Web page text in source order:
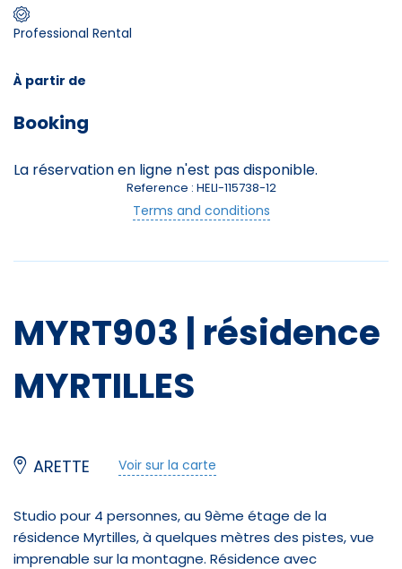
Etudiants - +
?
MYRT903 | résidence
MYRTILLES
ARETTE Voir sur la carte
Studio pour 4 personnes, au 9ème étage de la
résidence Myrtilles, à quelques mètres des pistes, vue
imprenable sur la montagne. Résidence avec
Professional Rental
À partir de
Booking
La réservation en ligne n'est pas disponible.
Reference : HELI-115738-12
Terms and conditions